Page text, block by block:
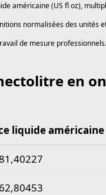
américaine (US fl oz),
normalisées des unités
de mesure professionnels.
en
once liquide
liquide américaine